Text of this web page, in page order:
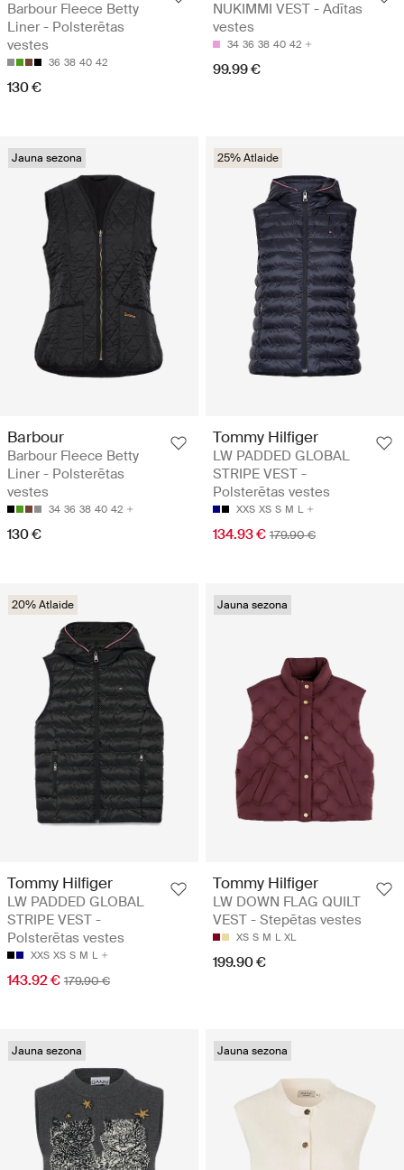
Barbour Fleece Betty
Liner - Polsterētas
vestes
36 38 40 42
130 €
NUKIMMI VEST - Adītas
vestes
34 36 38 40 42
99.99 €
Jauna sezona
Barbour
Barbour Fleece Betty
Liner - Polsterētas
vestes
34 36 38 40 42
130 €
25% Atlaide
Tommy Hilfiger
LW PADDED GLOBAL
STRIPE VEST -
Polsterētas vestes
XXS XS S M L
134.93 € 179.90 €
20% Atlaide
Tommy Hilfiger
LW PADDED GLOBAL
STRIPE VEST -
Polsterētas vestes
XXS XS S M L
143.92 € 179.90 €
Jauna sezona
Tommy Hilfiger
LW DOWN FLAG QUILT
VEST - Stepētas vestes
XS S M L XL
199.90 €
Jauna sezona Jauna sezona